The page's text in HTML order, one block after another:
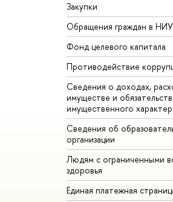
Закупки
Обращения граждан в
Фонд целевого капитала
Противодействие
Сведения о доходах,
имуществе и
имущественного
Сведения об
организации
Людям с ограниченными
здоровья
Единая платежная